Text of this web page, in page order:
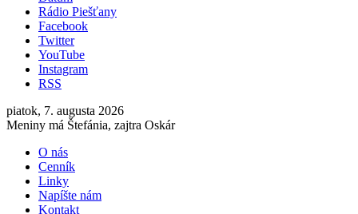
Rádio Piešťany
Facebook
Twitter
YouTube
Instagram
RSS
piatok, 7. augusta 2026
Meniny má Štefánia, zajtra Oskár
O nás
Cenník
Linky
Napíšte nám
Kontakt